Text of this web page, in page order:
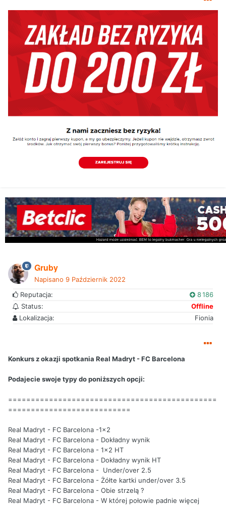
Gruby
Napisano 9 Październik 2022
Reputacja:
8 186
Status:
Offline
Lokalizacja:
Fionia
Konkurs z okazji spotkania Real Madryt - FC Barcelona
Podajecie swoje typy do poniższych opcji:
==============================================
===========================
Real Madryt - FC Barcelona -1x2
Real Madryt - FC Barcelona - Dokładny wynik
Real Madryt - FC Barcelona - 1x2 HT
Real Madryt - FC Barcelona - Dokładny wynik HT
Real Madryt - FC Barcelona - Under/over 2.5
Real Madryt - FC Barcelona - Żółte kartki under/over 3.5
Real Madryt - FC Barcelona - Obie strzelą ?
Real Madryt - FC Barcelona - W której połowie padnie więcej